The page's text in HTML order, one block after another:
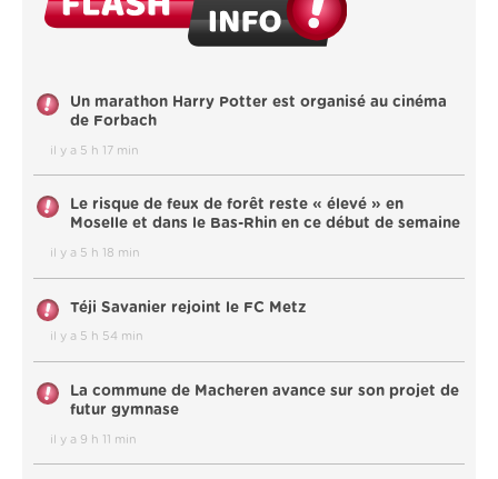
Un marathon Harry Potter est organisé au cinéma
de Forbach
il y a 5 h 17 min
Le risque de feux de forêt reste « élevé » en
Moselle et dans le Bas-Rhin en ce début de semaine
il y a 5 h 18 min
Téji Savanier rejoint le FC Metz
il y a 5 h 54 min
La commune de Macheren avance sur son projet de
futur gymnase
il y a 9 h 11 min